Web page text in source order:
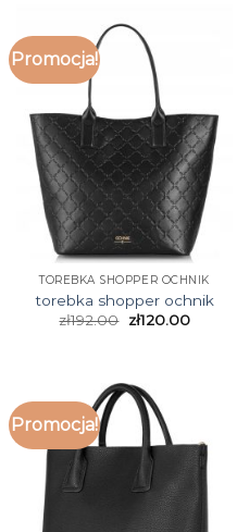
Promocja!
TOREBKA SHOPPER OCHNIK
torebka shopper ochnik
zł192.00 zł120.00
Promocja!